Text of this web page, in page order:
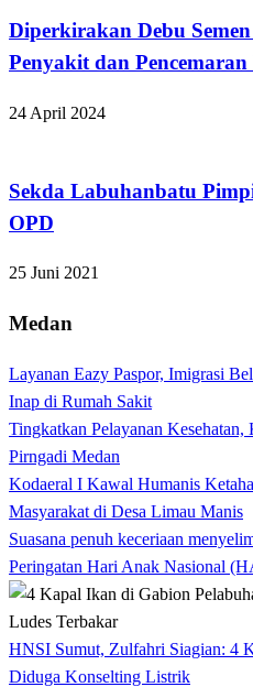
Diperkirakan Debu
Penyakit dan
24 April 2024
Sekda Labuhanbatu
OPD
25 Juni 2021
Medan
Layanan Eazy Paspor, Imigrasi
Inap di Rumah Sakit
Tingkatkan Pelayanan
Pirngadi Medan‎
Kodaeral I Kawal Humanis
Masyarakat di Desa Limau Manis
Suasana penuh keceriaan
Peringatan Hari Anak Nasional
HNSI Sumut, Zulfahri Siagian: 4
Diduga Konselting Listrik